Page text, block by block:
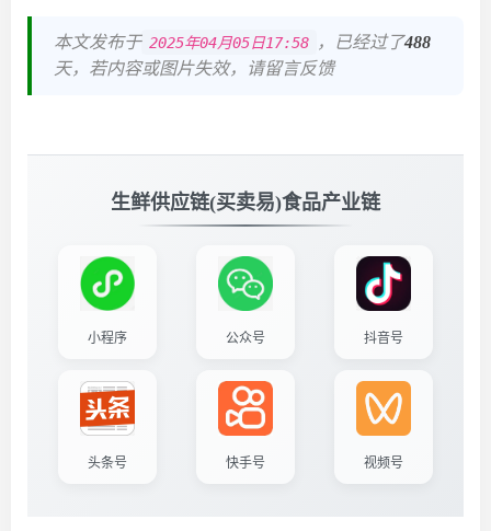
本文发布于 2025年04月05日17:58 ，已经过了488
天，若内容或图片失效，请留言反馈
生鲜供应链(买卖易)食品产业链
小程序 公众号 抖音号
头条号 快手号 视频号